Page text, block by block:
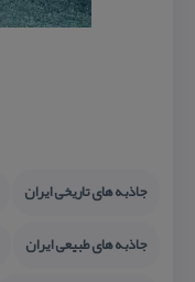
جاذبه های تاریخی ایران
جاذبه های طبیعی ایران